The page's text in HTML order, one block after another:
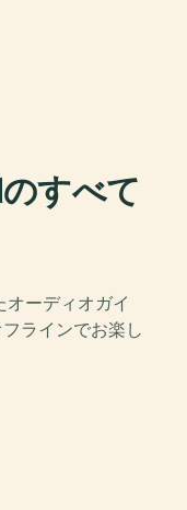
のすべて
オーディオガイ
ラインでお楽し